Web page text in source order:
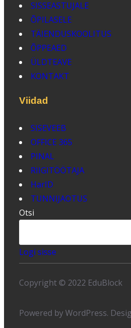
SISSEASTUJALE
ÕPILASELE
TÄIENDUSKOOLITUS
ÕPPEAED
ÜLDTEAVE
KONTAKT
Viidad
SISEVEEB
OFFICE 365
PINAL
RIIGITÖÖTAJA
HarID
TUNNIJAOTUS
Otsi
Logi sisse
Copyright © 2022 EduBlock
Powered by WordPress.